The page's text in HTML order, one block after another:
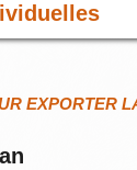
EXPORTER